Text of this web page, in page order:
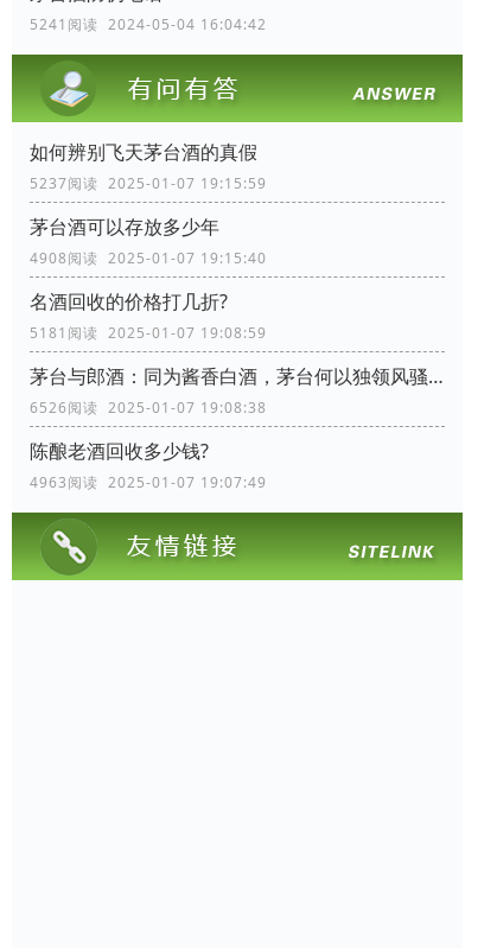
5241阅读 2024-05-04 16:04:42
如何辨别飞天茅台酒的真假
5237阅读 2025-01-07 19:15:59
茅台酒可以存放多少年
4908阅读 2025-01-07 19:15:40
名酒回收的价格打几折?
5181阅读 2025-01-07 19:08:59
茅台与郎酒：同为酱香白酒，茅台何以独领风骚？
6526阅读 2025-01-07 19:08:38
陈酿老酒回收多少钱?
4963阅读 2025-01-07 19:07:49